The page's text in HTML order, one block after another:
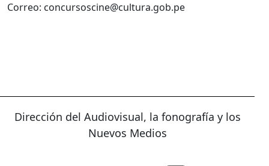
Correo: concursoscine@cultura.gob.pe
Dirección del Audiovisual, la fonografía y los
Nuevos Medios